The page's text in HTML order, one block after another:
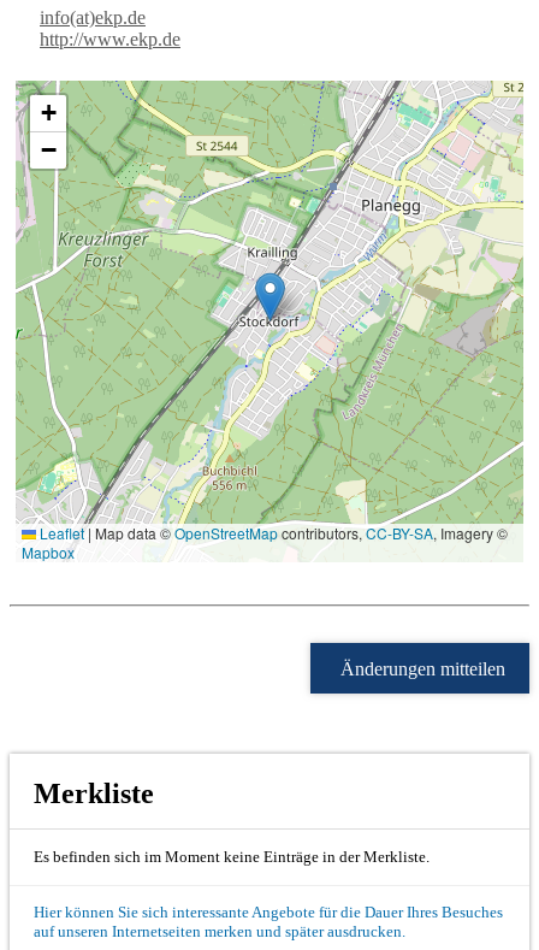
info(at)ekp.de
http://www.ekp.de
+
−
Leaflet| Map data ©OpenStreetMapcontributors,CC-BY-SA, Imagery ©
Mapbox
Änderungen mitteilen
Merkliste
Es befinden sich im Moment keine Einträge in der Merkliste.
Hier können Sie sich interessante Angebote für die Dauer Ihres Besuches
auf unseren Internetseiten merken und später ausdrucken.